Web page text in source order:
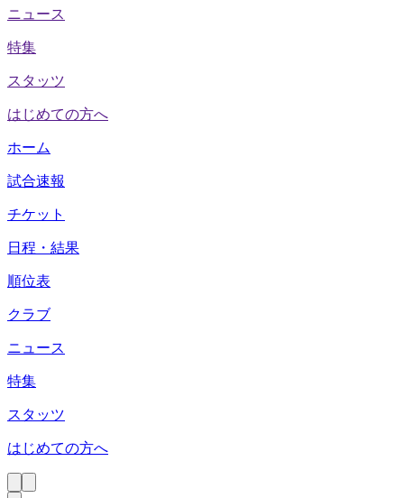
ニュース
特集
スタッツ
はじめての方へ
ホーム
試合速報
チケット
日程・結果
順位表
クラブ
ニュース
特集
スタッツ
はじめての方へ